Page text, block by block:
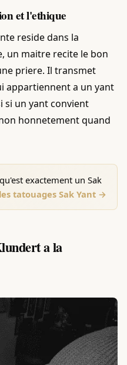
et l'ethique
reside dans la
un maitre recite le bon
priere. Il transmet
appartiennent a un yant
si un yant convient
honnetement quand
exactement un Sak
tatouages Sak Yant →
a la